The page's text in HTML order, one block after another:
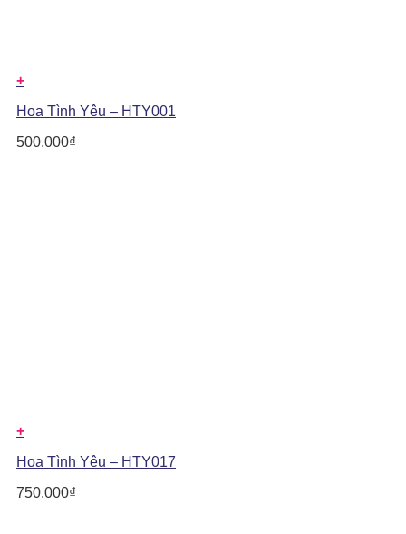
+
Hoa Tình Yêu – HTY001
500.000₫
+
Hoa Tình Yêu – HTY017
750.000₫